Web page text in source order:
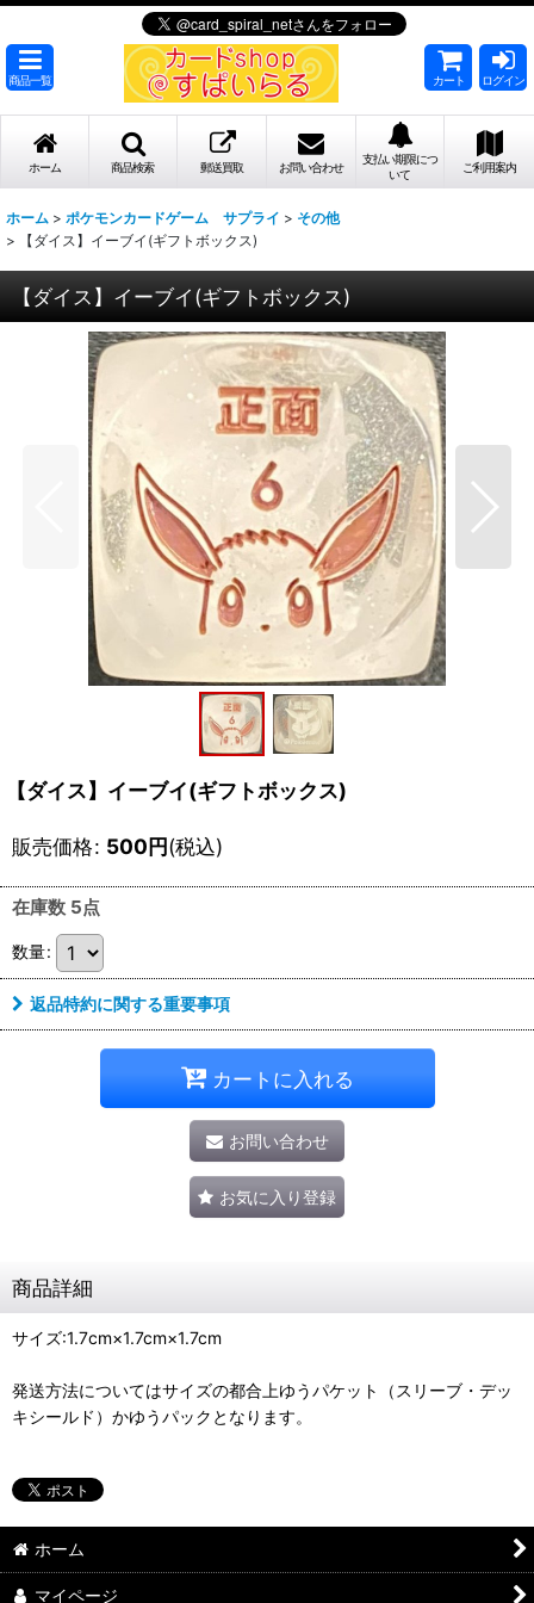
商品一覧 カート ログイン
ホーム 商品検索 郵送買取 お問い合わせ
支払い期限につ
いて
ご利用案内
ホーム > ポケモンカードゲーム サプライ > その他
>
【ダイス】イーブイ(ギフトボックス)
【ダイス】イーブイ(ギフトボックス)
【ダイス】イーブイ(ギフトボックス)
販売価格: 500円(税込)
在庫数 5点
数量:
返品特約に関する重要事項
カートに入れる
お問い合わせ
お気に入り登録
商品詳細
サイズ:1.7cm×1.7cm×1.7cm
発送方法についてはサイズの都合上ゆうパケット（スリーブ・デッ
キシールド）かゆうパックとなります。
ホーム
マイページ